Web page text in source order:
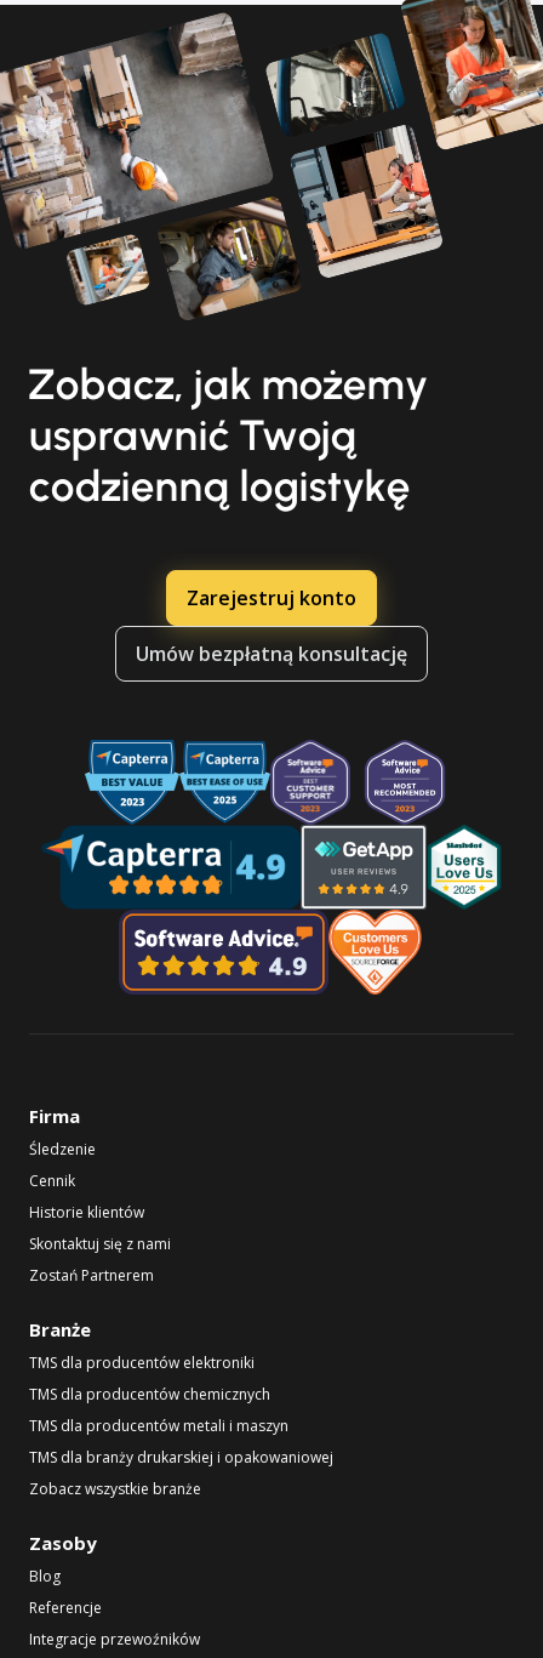
Zobacz, jak możemy
usprawnić Twoją
codzienną logistykę
Zarejestruj konto
Umów bezpłatną konsultację
Firma
Śledzenie
Cennik
Historie klientów
Skontaktuj się z nami
Zostań Partnerem
Branże
TMS dla producentów elektroniki
TMS dla producentów chemicznych
TMS dla producentów metali i maszyn
TMS dla branży drukarskiej i opakowaniowej
Zobacz wszystkie branże
Zasoby
Blog
Referencje
Integracje przewoźników